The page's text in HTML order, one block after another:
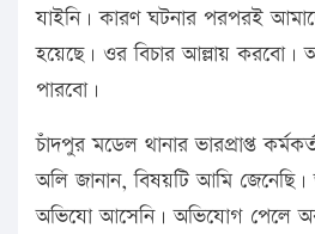
যাইনি। কারণ ঘটনার পরপরই
হয়েছে। ওর বিচার আল্লায়
পারবো।
চাঁদপুর মডেল থানার ভারপ্রাপ্ত
অলি জানান, বিষয়টি আমি
অভিযো আসেনি। অভিযোগ পেলে